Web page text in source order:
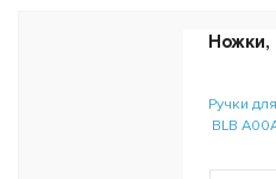
Ножки,
Ручки
BLB